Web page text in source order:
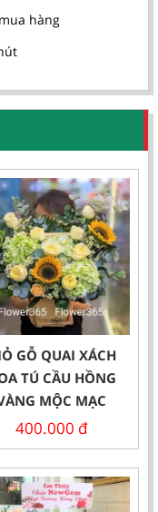
hàng
GỖ QUAI XÁCH
TÚ CẦU HỒNG
MỘC MẠC
400.000 đ